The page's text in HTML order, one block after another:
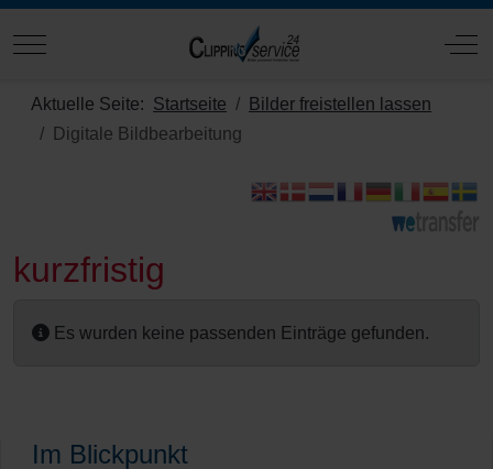
Mobile Menu Toggle Off-
Aktuelle Seite: Startseite
Bilder freistellen lassen
Digitale Bildbearbeitung
kurzfristig
Es wurden keine passenden Einträge gefunden.
Im Blickpunkt